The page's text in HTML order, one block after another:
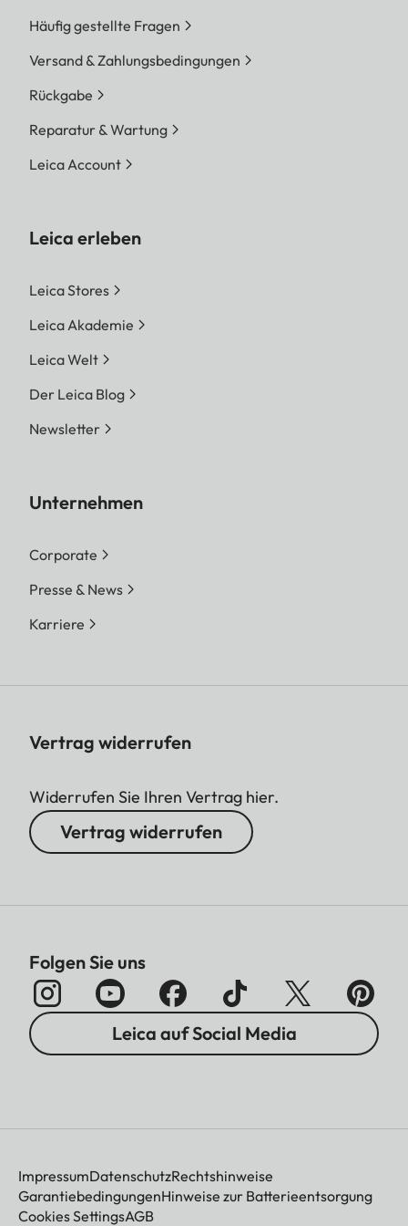
Store oder autorisierten Fachhändler.
können je nach Länderversion variieren. Bitte
kontaktieren Sie Ihren Leica Store oder
autorisierten Fachhändler für die fachgerechte
Häufig gestellte Fragen
Versand & Zahlungsbedingungen
Rückgabe
Reparatur & Wartung
Leica Account
Leica erleben
Leica Stores
Leica Akademie
Leica Welt
Der Leica Blog
Newsletter
Unternehmen
Corporate
Presse & News
Karriere
Vertrag widerrufen
Widerrufen Sie Ihren Vertrag hier.
Vertrag widerrufen
Folgen Sie uns
Leica auf Social Media
ImpressumDatenschutzRechtshinweise
GarantiebedingungenHinweise zur Batterieentsorgung
Cookies SettingsAGB